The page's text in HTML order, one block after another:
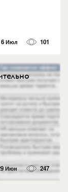
6 Июл 101
Июн 247